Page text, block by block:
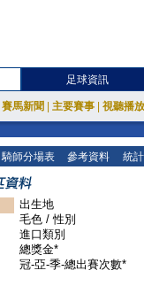
足球資訊
賽馬新聞 主要賽事 視聽播
騎師分場表 參考資料 統
出生地
毛色 / 性別
進口類別
總獎金*
冠-亞-季-總出賽次數*